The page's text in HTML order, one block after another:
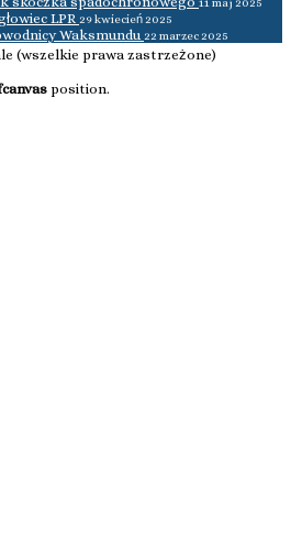
11 maj 2025
LPR 29 kwiecień 2025
Waksmundu22 marzec 2025
(wszelkie prawa zastrzeżone)
position.